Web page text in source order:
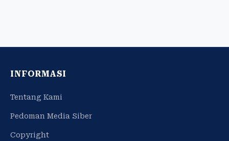
INFORMASI
Tentang Kami
Pedoman Media Siber
Copyright